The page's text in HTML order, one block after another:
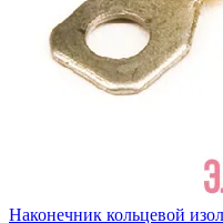
Наконечник кольцевой